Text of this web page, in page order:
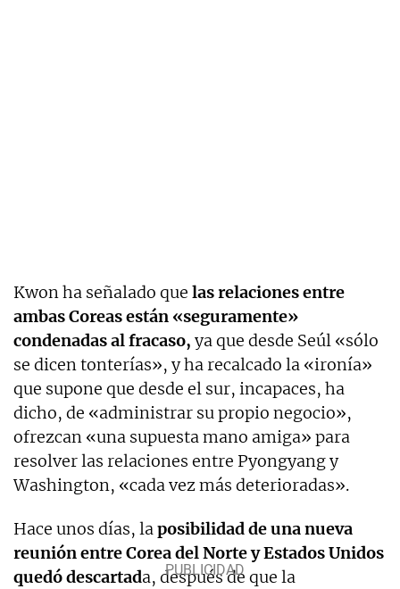
Kwon ha señalado que las relaciones entre
ambas Coreas están «seguramente»
condenadas al fracaso, ya que desde Seúl «sólo
se dicen tonterías», y ha recalcado la «ironía»
que supone que desde el sur, incapaces, ha
dicho, de «administrar su propio negocio»,
ofrezcan «una supuesta mano amiga» para
resolver las relaciones entre Pyongyang y
Washington, «cada vez más deterioradas».
Hace unos días, laposibilidad de una nueva
reunión entre Corea del Norte y Estados Unidos
quedó descartada, después de que la